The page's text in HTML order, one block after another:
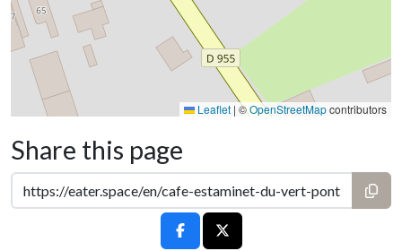
Leaflet | ©OpenStreetMapcontributors
Share this page